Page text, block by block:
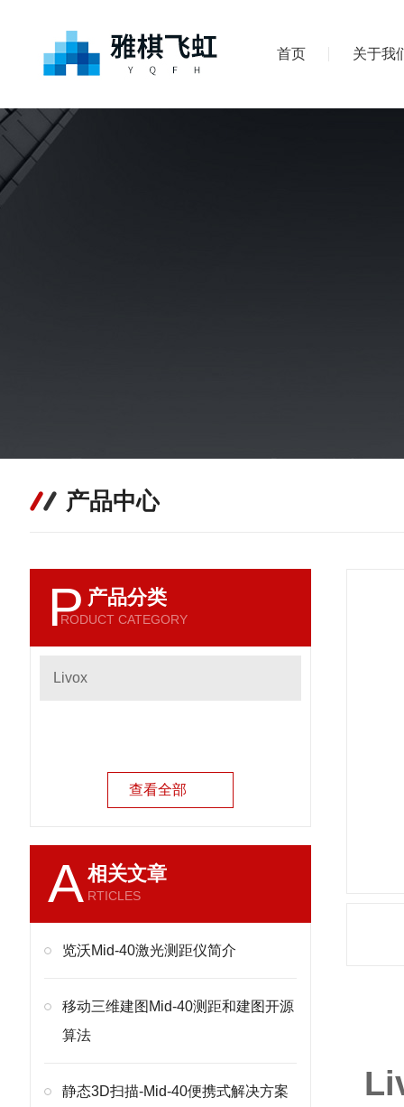
首页 关于我
产品中心
P 产品分类
RODUCT CATEGORY
Livox
查看全部
A相关文章
RTICLES
览沃Mid-40激光测距仪简介
移动三维建图Mid-40测距和建图开源
算法
静态3D扫描-Mid-40便携式解决方案